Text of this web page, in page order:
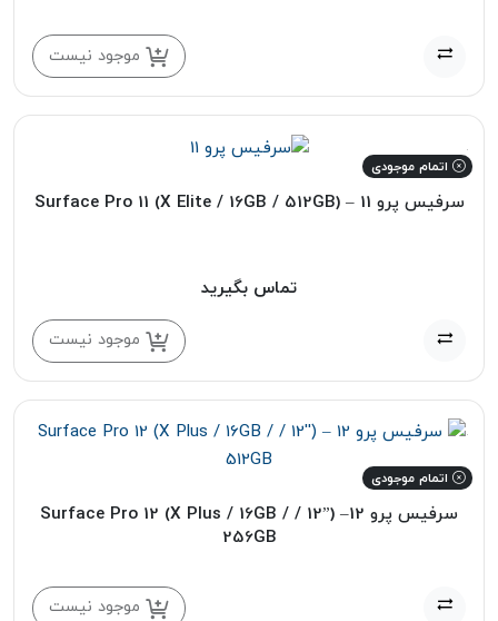
موجود نیست
اتمام موجودی
سرفیس پرو 11 – (Surface Pro 11 (X Elite / 16GB / 512GB
تماس بگیرید
موجود نیست
اتمام موجودی
سرفیس پرو 12– (”12 / Surface Pro 12 (X Plus / 16GB /
256GB
موجود نیست